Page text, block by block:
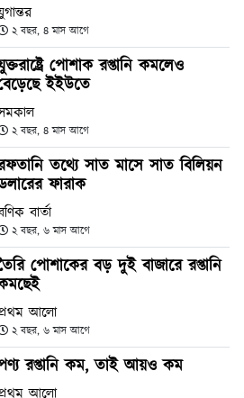
২ বছর, ৪ মাস আগে
পোশাক রপ্তানি কমলেও
ইইউতে
২ বছর, ৪ মাস আগে
তথ্যে সাত মাসে সাত বিলিয়ন
ফারাক
বার্তা
২ বছর, ৬ মাস আগে
পোশাকের বড় দুই বাজারে রপ্তানি
আলো
২ বছর, ৬ মাস আগে
রপ্তানি কম, তাই আয়ও কম
আলো